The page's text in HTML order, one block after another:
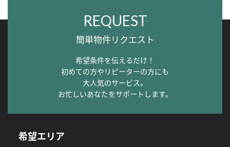
REQUEST
簡単物件リクエスト
希望条件を伝えるだけ！
初めての方やリピーターの方にも
大人気のサービス。
お忙しいあなたをサポートします。
希望エリア